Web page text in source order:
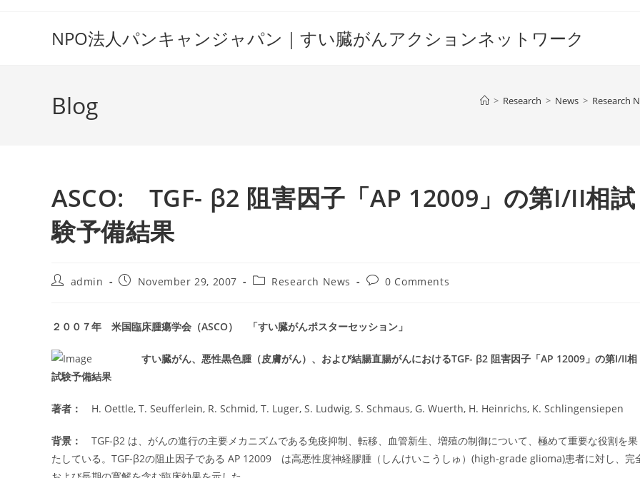
NPO法人パンキャンジャパン｜すい臓がんアクションネットワーク
Blog > Research > News > Research
ASCO: TGF- β2 阻害因子「AP 12009」の第I/II相試
験予備結果
Postadmin
PostNovember 29, 2007
PostResearch News
Post0 Comments
２００７年 米国臨床腫瘍学会（ASCO） 「すい臓がんポスターセッション」
すい臓がん、悪性黒色腫（皮膚がん）、および結腸直腸がんにおけるTGF- β2 阻害因子「AP 12009」の第I/II相
試験予備結果
著者： H. Oettle, T. Seufferlein, R. Schmid, T. Luger, S. Ludwig, S. Schmaus, G. Wuerth, H. Heinrichs, K. Schlingensiepen
背景： TGF-β2 は、がんの進行の主要メカニズムである免疫抑制、転移、血管新生、増殖の制御について、極めて重要な役割を果
たしている。TGF-β2の阻止因子である AP 12009 は高悪性度神経膠腫（しんけいこうしゅ）(high-grade glioma)患者に対し、完